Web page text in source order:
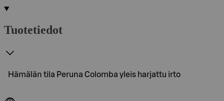
Tuotetiedot
Hämälän tila Peruna Colomba yleis harjattu irto